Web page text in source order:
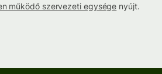
működő szervezeti egysége nyújt.